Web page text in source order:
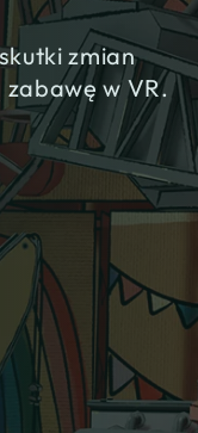
zmian
w VR.